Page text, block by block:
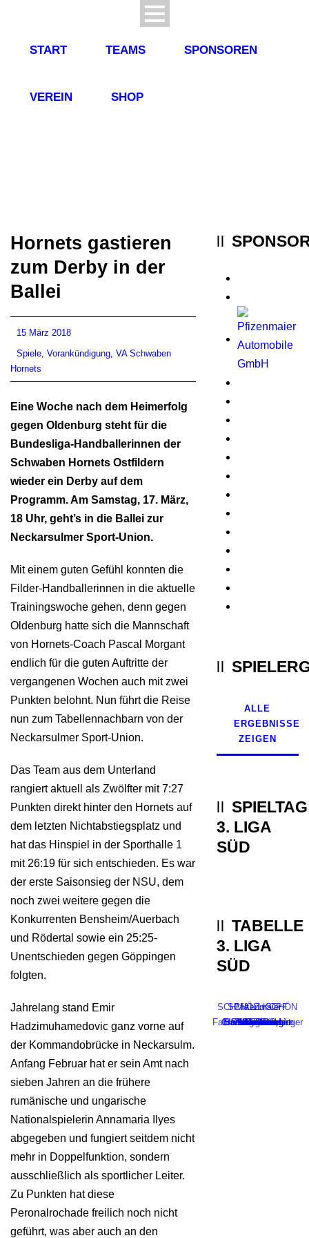
START TEAMS SPONSOREN
VEREIN SHOP
Hornets gastieren
zum Derby in der
Ballei
15 März 2018
Spiele, Vorankündigung, VA Schwaben
Hornets
Eine Woche nach dem Heimerfolg
gegen Oldenburg steht für die
Bundesliga-Handballerinnen der
Schwaben Hornets Ostfildern
wieder ein Derby auf dem
Programm. Am Samstag, 17. März,
18 Uhr, geht’s in die Ballei zur
Neckarsulmer Sport-Union.
Mit einem guten Gefühl konnten die
Filder-Handballerinnen in die aktuelle
Trainingswoche gehen, denn gegen
Oldenburg hatte sich die Mannschaft
von Hornets-Coach Pascal Morgant
endlich für die guten Auftritte der
vergangenen Wochen auch mit zwei
Punkten belohnt. Nun führt die Reise
nun zum Tabellennachbarn von der
Neckarsulmer Sport-Union.
Das Team aus dem Unterland
rangiert aktuell als Zwölfter mit 7:27
Punkten direkt hinter den Hornets auf
dem letzten Nichtabstiegsplatz und
hat das Hinspiel in der Sporthalle 1
mit 26:19 für sich entschieden. Es war
der erste Saisonsieg der NSU, dem
noch zwei weitere gegen die
Konkurrenten Bensheim/Auerbach
und Rödertal sowie ein 25:25-
Unentschieden gegen Göppingen
folgten.
Jahrelang stand Emir
Hadzimuhamedovic ganz vorne auf
der Kommandobrücke in Neckarsulm.
Anfang Februar hat er sein Amt nach
sieben Jahren an die frühere
rumänische und ungarische
Nationalspielerin Annamaria Ilyes
abgegeben und fungiert seitdem nicht
mehr in Doppelfunktion, sondern
ausschließlich als sportlicher Leiter.
Zu Punkten hat diese
Peronalrochade freilich noch nicht
geführt, was aber auch an den
Crossfit Ostfildern
Café Pause
Pfizenmaier
Automobile
Hamann Energie
SCHMALZ+SCHÖN
Logistics
Schnaufer
Sanitätshaus blu
Selgros
cendo
Bocklet
Elektro Geng
Fahrschule Melchinger
SCHÖLLKOPF
Backwaren
Bächi Teamsport
Erima
Sinalco
ALLE
ERGEBNISSE
ZEIGEN
SPIELTAG
3. LIGA
SÜD
TABELLE
3. LIGA
SÜD